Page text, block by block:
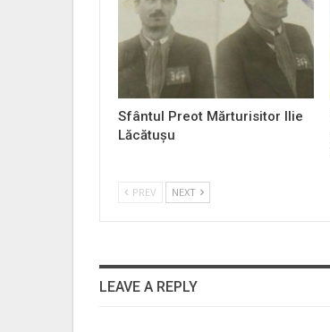
Sfântul Preot Mărturisitor Ilie
Lăcătușu
PREV NEXT
LEAVE A REPLY